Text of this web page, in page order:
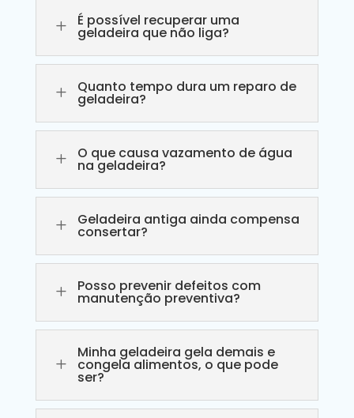
L É possível recuperar uma
geladeira que não liga?
L Quanto tempo dura um reparo de
geladeira?
L O que causa vazamento de água
na geladeira?
L Geladeira antiga ainda compensa
consertar?
L Posso prevenir defeitos com
manutenção preventiva?
L
Minha geladeira gela demais e
congela alimentos, o que pode
ser?